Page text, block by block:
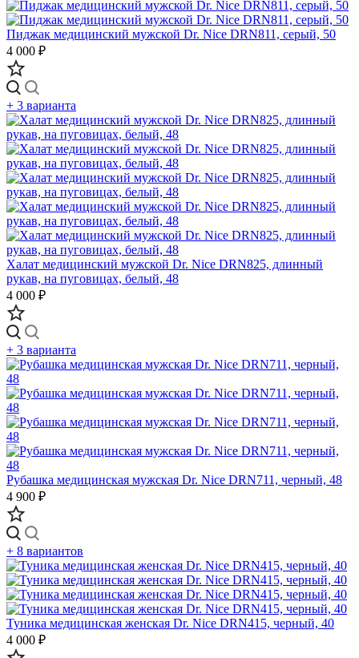
Пиджак медицинский мужской Dr. Nice DRN811, серый, 50
4 000 ₽
+ 3 варианта
Халат медицинский мужской Dr. Nice DRN825, длинный
рукав, на пуговицах, белый, 48
4 000 ₽
+ 3 варианта
Рубашка медицинская мужская Dr. Nice DRN711, черный, 48
4 900 ₽
+ 8 вариантов
Туника медицинская женская Dr. Nice DRN415, черный, 40
4 000 ₽